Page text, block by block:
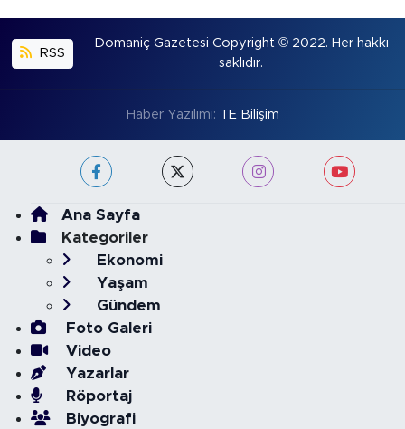
RSS
Domaniç Gazetesi Copyright © 2022. Her hakkı
saklıdır.
Haber Yazılımı: TE Bilişim
Ana Sayfa
Kategoriler
Ekonomi
Yaşam
Gündem
Foto Galeri
Video
Yazarlar
Röportaj
Biyografi